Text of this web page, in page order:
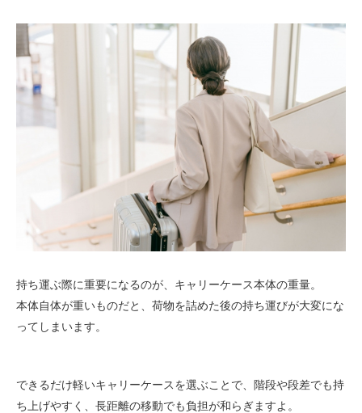
持ち運ぶ際に重要になるのが、キャリーケース本体の重量。
本体自体が重いものだと、荷物を詰めた後の持ち運びが大変にな
ってしまいます。
できるだけ軽いキャリーケースを選ぶことで、階段や段差でも持
ち上げやすく、長距離の移動でも負担が和らぎますよ。